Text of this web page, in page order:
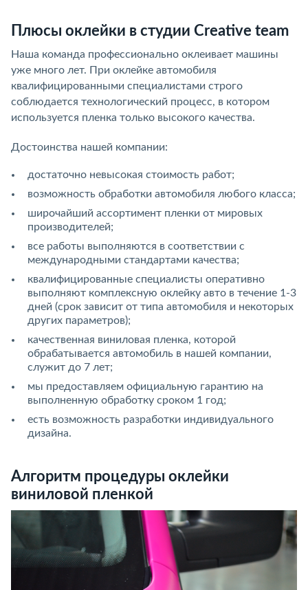
Плюсы оклейки в студии Creative team
Наша команда профессионально оклеивает машины
уже много лет. При оклейке автомобиля
квалифицированными специалистами строго
соблюдается технологический процесс, в котором
используется пленка только высокого качества.
Достоинства нашей компании:
достаточно невысокая стоимость работ;
возможность обработки автомобиля любого класса;
широчайший ассортимент пленки от мировых
производителей;
все работы выполняются в соответствии с
международными стандартами качества;
квалифицированные специалисты оперативно
выполняют комплексную оклейку авто в течение 1-3
дней (срок зависит от типа автомобиля и некоторых
других параметров);
качественная виниловая пленка, которой
обрабатывается автомобиль в нашей компании,
служит до 7 лет;
мы предоставляем официальную гарантию на
выполненную обработку сроком 1 год;
есть возможность разработки индивидуального
дизайна.
Алгоритм процедуры оклейки
виниловой пленкой